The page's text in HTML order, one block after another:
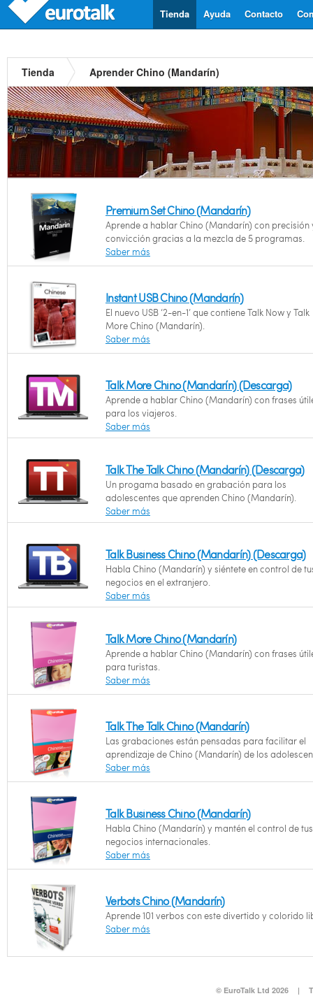
Contacto
Ayuda
Tienda
Tienda Aprender Chino (Mandarín)
Premium Set Chino (Mandarín)
Aprende a hablar Chino (Mandarín) con precisión
convicción gracias a la mezcla de 5 programas.
Saber más
Instant USB Chino (Mandarín)
El nuevo USB ‘2-en-1’ que contiene Talk Now y Talk
More Chino (Mandarín).
Saber más
Talk More Chino (Mandarín) (Descarga)
Aprende a hablar Chino (Mandarín) con frases
para los viajeros.
Saber más
Talk The Talk Chino (Mandarín) (Descarga)
Un progama basado en grabación para los
adolescentes que aprenden Chino (Mandarín).
Saber más
Talk Business Chino (Mandarín) (Descarga)
Habla Chino (Mandarín) y siéntete en control de
negocios en el extranjero.
Saber más
Talk More Chino (Mandarín)
Aprende a hablar Chino (Mandarín) con frases
para turistas.
Saber más
Talk The Talk Chino (Mandarín)
Las grabaciones están pensadas para facilitar el
aprendizaje de Chino (Mandarín) de los
Saber más
Talk Business Chino (Mandarín)
Habla Chino (Mandarín) y mantén el control de tus
negocios internacionales.
Saber más
Verbots Chino (Mandarín)
Aprende 101 verbos con este divertido y colorido
Saber más
© EuroTalk Ltd 2026 |